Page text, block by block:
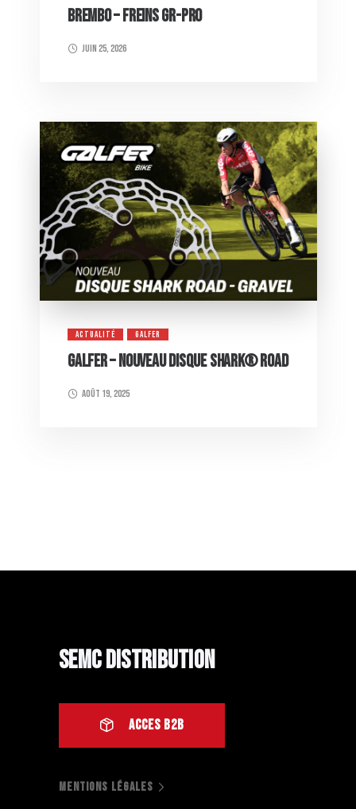
BREMBO – FREINS GR-PRO
juin 25, 2026
ACTUALITÉ GALFER
GALFER – NOUVEAU DISQUE SHARK® ROAD
août 19, 2025
SEMC Distribution
ACCES B2B
MENTIONS LÉGALES